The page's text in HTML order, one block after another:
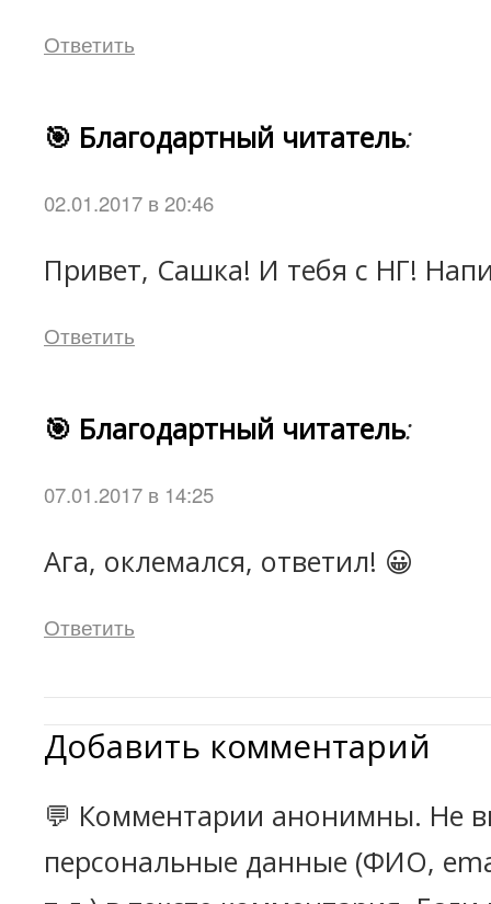
Ответить
🎯 Благодартный читатель:
02.01.2017 в 20:46
Привет, Сашка! И тебя с НГ!
Ответить
🎯 Благодартный читатель:
07.01.2017 в 14:25
Ага, оклемался, ответил! 😀
Ответить
Добавить комментарий
💬 Комментарии анонимны. Не
персональные данные (ФИО,